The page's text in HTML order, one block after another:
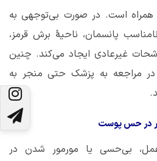
است. در صورت بی‌توجهی به
پانسمان، ناحیۀ برش قرمز،
غیرعادی ایجاد می‌کند. چنین
مراجعه به پزشک حتی منجر به
در حس پوست
بی‌حسی یا مورمور شدن در